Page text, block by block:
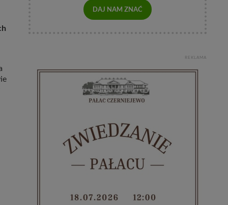
DAJ NAM ZNAĆ
REKLAMA